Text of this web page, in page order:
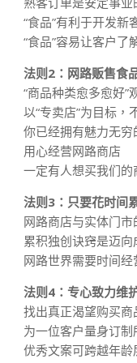
“食品”有利于开发新
“食品”容易让客户了
法则2：网路贩售食
“商品种类愈多愈好”
以“专卖店”为目标，
你已经拥有魅力无穷
用心经营网路商店
一定有人想买我们的
法则3：只要花时间
网路商店与实体门市
累积独创诀窍是迈向
网路世界需要时间经
法则4：专心致力维
找出真正渴望购买商
为一位客户量身订制
优秀文案可跨越年龄